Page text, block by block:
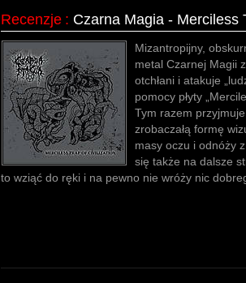
Recenzje : Czarna Magia - Merciless
Mizantropijny,
metal Czarnej Magii
otchłani i atakuje
pomocy płyty
Tym razem
zrobaczałą formę
masy oczu i odnóży
się także na dalsze
to wziąć do ręki i na pewno nie wróży nic